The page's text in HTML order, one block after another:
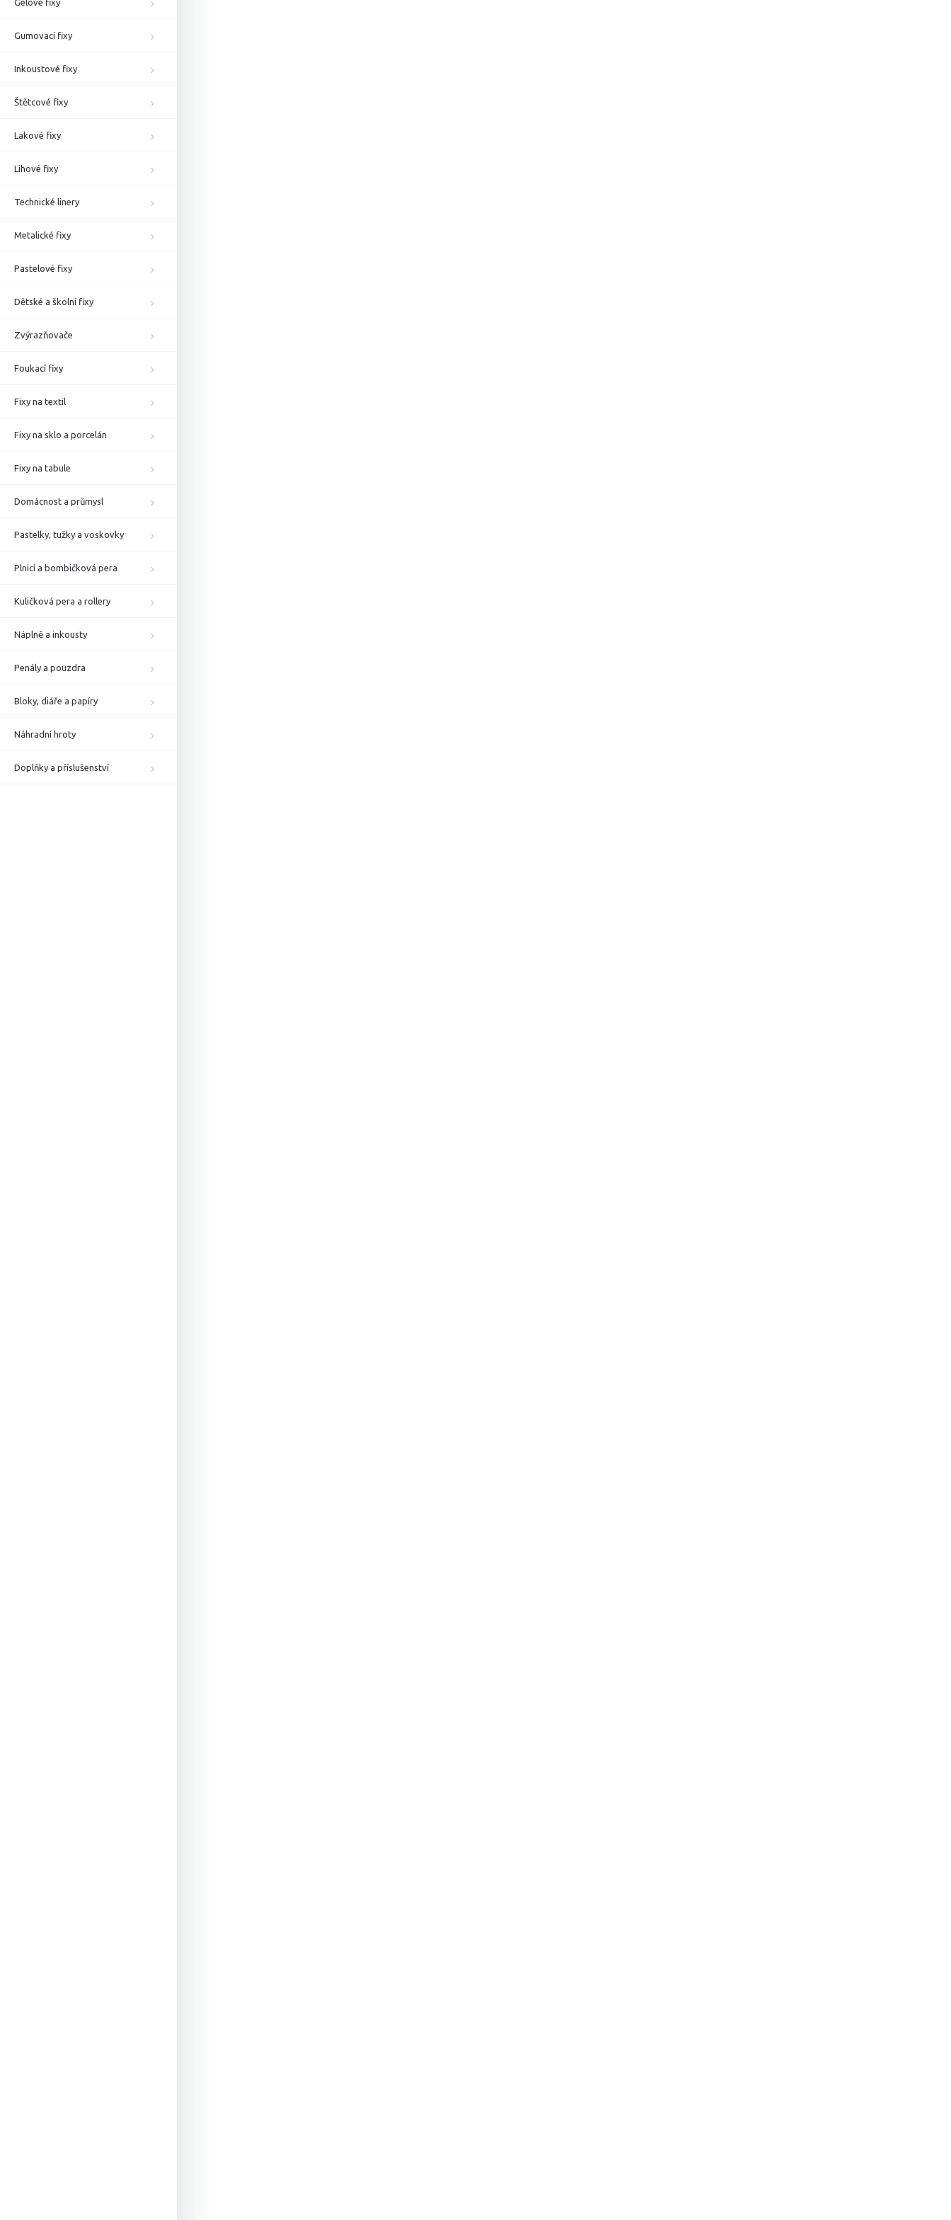
Gelové fixy
Gumovací fixy
Inkoustové fixy
Štětcové fixy
Lakové fixy
Lihové fixy
Technické linery
Metalické fixy
Pastelové fixy
Dětské a školní fixy
Zvýrazňovače
Foukací fixy
Fixy na textil
Fixy na sklo a porcelán
Fixy na tabule
Domácnost a průmysl
Pastelky, tužky a voskovky
Plnicí a bombičková pera
Kuličková pera a rollery
Náplně a inkousty
Penály a pouzdra
Bloky, diáře a papíry
Náhradní hroty
Doplňky a příslušenství